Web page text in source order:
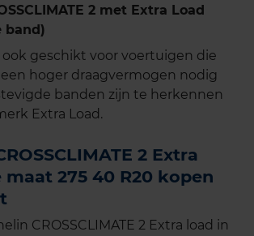
2 met Extra Load
band)
ook geschikt voor voertuigen die
hoger draagvermogen nodig
banden zijn te herkennen
Extra Load.
2 Extra
maat 275 40 R20 kopen
CROSSCLIMATE 2 Extra load in